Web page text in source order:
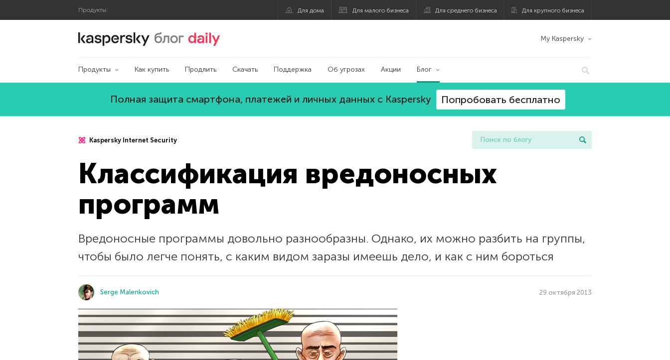
Продукты: Для дома Для малого бизнеса Для среднего бизнеса Для крупного бизнеса
Блог Касперского My Kaspersky
Продукты Как купить Продлить Скачать Поддержка Об угрозах Акции Блог
Полная защита смартфона, платежей и личных данных с Kaspersky Попробовать бесплатно
Kaspersky Internet Security
Классификация вредоносных
программ
Вредоносные программы довольно разнообразны. Однако, их можно разбить на группы,
чтобы было легче понять, с каким видом заразы имеешь дело, и как с ним бороться
Serge Malenkovich 29 октября 2013